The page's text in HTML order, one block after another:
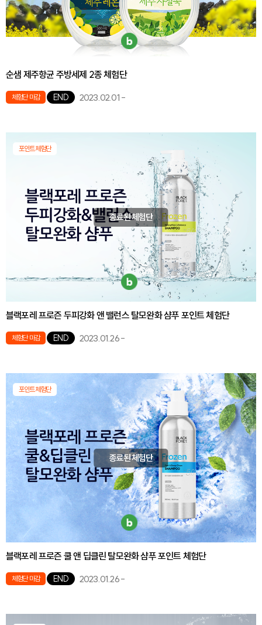
순샘 제주항균 주방세제 2종 체험단
체험단 마감 END 2023.02.01 -
포인트체험단
종료된 체험단
블랙포레 프로즌 두피강화 앤 밸런스 탈모완화 샴푸 포인트 체험단
체험단 마감 END 2023.01.26-
포인트체험단
종료된 체험단
블랙포레 프로즌 쿨 앤 딥클린 탈모완화 샴푸 포인트 체험단
체험단 마감 END 2023.01.26-